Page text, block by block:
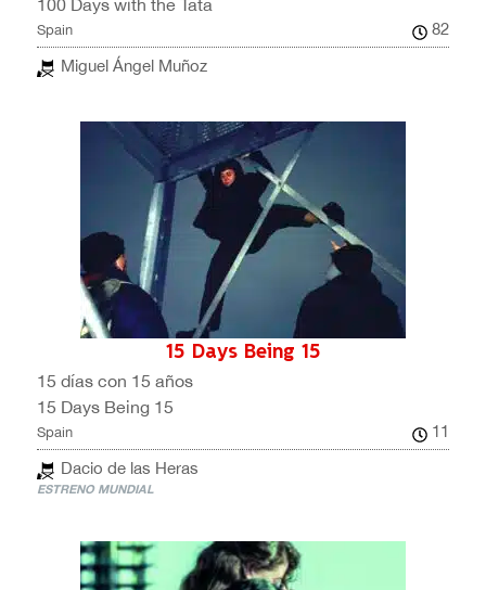
100 Days with the Tata
Spain
82
Miguel Ángel Muñoz
15 Days Being 15
15 días con 15 años
15 Days Being 15
Spain
11
Dacio de las Heras
ESTRENO MUNDIAL